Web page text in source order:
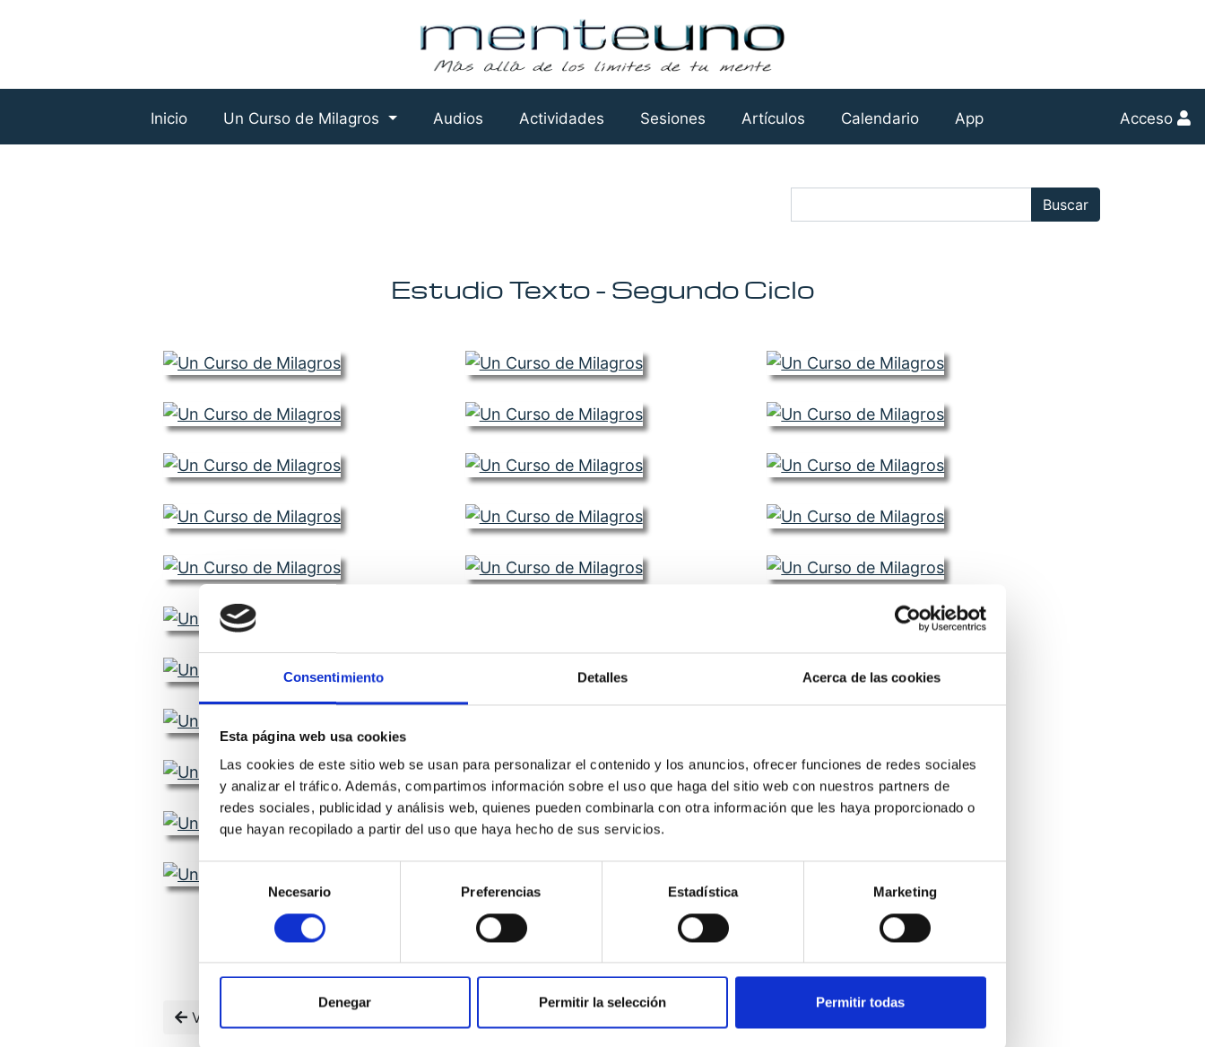
Consentimiento Detalles Acerca de las cookies
Esta página web usa cookies
Las cookies de este sitio web se usan para personalizar el contenido y los anuncios, ofrecer funciones de redes sociales
y analizar el tráfico. Además, compartimos información sobre el uso que haga del sitio web con nuestros partners de
redes sociales, publicidad y análisis web, quienes pueden combinarla con otra información que les haya proporcionado o
que hayan recopilado a partir del uso que haya hecho de sus servicios.
de
consentimiento
Necesario Preferencias Estadística Marketing
Denegar Permitir la selección Permitir todas
Inicio Un Curso de Milagros Audios Actividades Sesiones Artículos Calendario App Acceso
Buscar:
Buscar
Estudio Texto - Segundo Ciclo
Volver